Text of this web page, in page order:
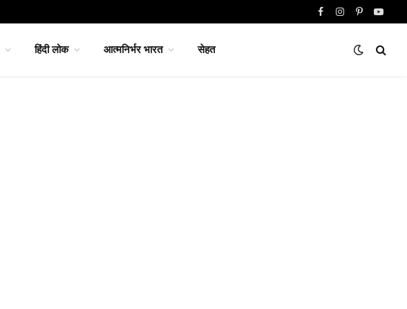
FacebookInstagram
Pinterest
हिंदी लोक आत्मनिर्भर भारत सेहत